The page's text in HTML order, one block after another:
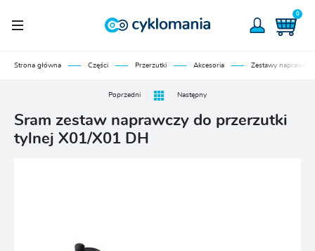
0
Strona główna Części Przerzutki Akcesoria Zestawy naprawcze
Poprzedni Następny
Sram zestaw naprawczy do przerzutki
tylnej X01/X01 DH